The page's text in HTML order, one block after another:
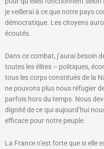
je veillerai à ce que notre pays
démocratique. Les citoyens
écoutés.
Dans ce combat, j’aurai besoin
toutes les élites – politiques,
tous les corps constitués de la
ne pouvons plus nous réfugier
parfois hors du temps. Nous
dignité de ce qui aujourd’hui
efficace pour notre peuple.
La France n’est forte que si elle